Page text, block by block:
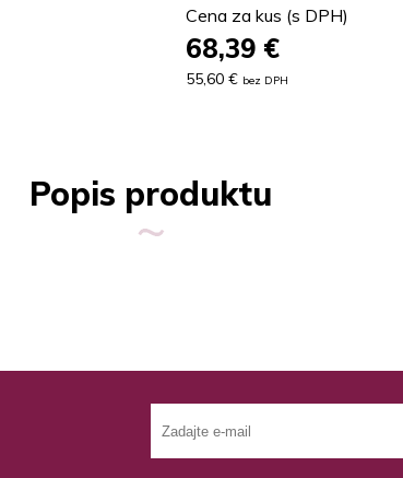
Cena za kus (s DPH)
68,39 €
55,60 € bez DPH
Popis produktu